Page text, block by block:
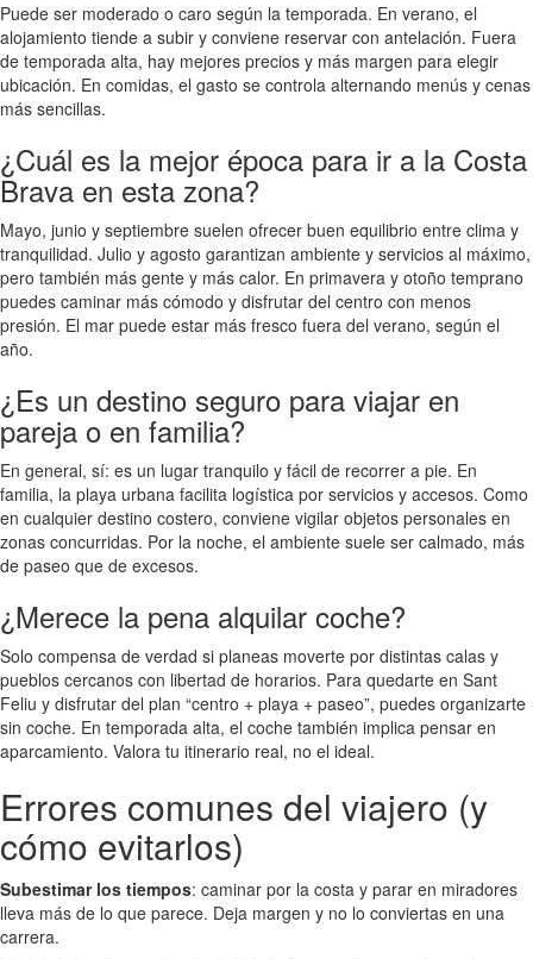
Puede ser moderado o caro según la temporada. En verano, el
alojamiento tiende a subir y conviene reservar con antelación. Fuera
de temporada alta, hay mejores precios y más margen para elegir
ubicación. En comidas, el gasto se controla alternando menús y cenas
más sencillas.
¿Cuál es la mejor época para ir a la Costa
Brava en esta zona?
Mayo, junio y septiembre suelen ofrecer buen equilibrio entre clima y
tranquilidad. Julio y agosto garantizan ambiente y servicios al máximo,
pero también más gente y más calor. En primavera y otoño temprano
puedes caminar más cómodo y disfrutar del centro con menos
presión. El mar puede estar más fresco fuera del verano, según el
año.
¿Es un destino seguro para viajar en
pareja o en familia?
En general, sí: es un lugar tranquilo y fácil de recorrer a pie. En
familia, la playa urbana facilita logística por servicios y accesos. Como
en cualquier destino costero, conviene vigilar objetos personales en
zonas concurridas. Por la noche, el ambiente suele ser calmado, más
de paseo que de excesos.
¿Merece la pena alquilar coche?
Solo compensa de verdad si planeas moverte por distintas calas y
pueblos cercanos con libertad de horarios. Para quedarte en Sant
Feliu y disfrutar del plan “centro + playa + paseo”, puedes organizarte
sin coche. En temporada alta, el coche también implica pensar en
aparcamiento. Valora tu itinerario real, no el ideal.
Errores comunes del viajero (y
cómo evitarlos)
Subestimar los tiempos: caminar por la costa y parar en miradores
lleva más de lo que parece. Deja margen y no lo conviertas en una
carrera.